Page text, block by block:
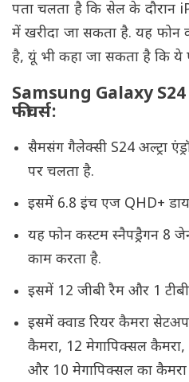
पता चलता है कि सेल के दौरान
में खरीदा जा सकता है. यह
है, यूं भी कहा जा सकता है कि ये
Samsung Galaxy
फीचर्स:
सैमसंग गैलेक्सी S24 अल्ट्रा
पर चलता है.
इसमें 6.8 इंच एज QHD+
यह फोन कस्टम स्नैपड्रैगन 8
काम करता है.
इसमें 12 जीबी रैम और 1
इसमें क्वाड रियर कैमरा
कैमरा, 12 मेगापिक्सल
और 10 मेगापिक्सल का